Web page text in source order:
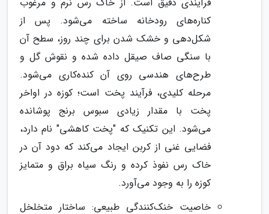
کناره‌های رودخانه ساخته می‌شود. پس از
شکل‌دهی و خشک شدن برای چند روز، سطح آن
با سنگی صاف صیقل داده شده و نقوش گل و
طرح‌های هندسی روی آن کنده‌کاری می‌شود.
مرحله کلیدی، فرآیند پخت است؛ کوزه در اواخر
پخت با مقدار زیادی سبوس برنج پوشانده
می‌شود. این تکنیک که "پخت کاهشی" نام دارد،
فضایی غنی از کربن ایجاد می‌کند که دود آن در
خاک رس نفوذ کرده و رنگ سیاه براق و متمایز
کوزه را به وجود می‌آورد.
خاصیت خنک‌کنندگی طبیعی: ساختار متخلخل